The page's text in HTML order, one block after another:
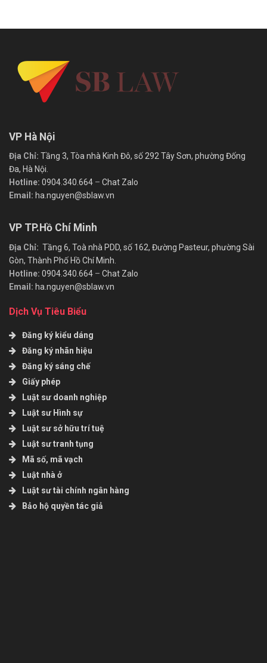
VP Hà Nội
Địa Chỉ: Tầng 3, Tòa nhà Kinh Đô, số 292 Tây Sơn, phường Đống
Đa, Hà Nội.
Hotline: 0904.340.664 – Chat Zalo
Email: ha.nguyen@sblaw.vn
VP TP.Hồ Chí Minh
Địa Chỉ: Tầng 6, Toà nhà PDD, số 162, Đường Pasteur, phường Sài
Gòn, Thành Phố Hồ Chí Minh.
Hotline: 0904.340.664 – Chat Zalo
Email: ha.nguyen@sblaw.vn
Dịch Vụ Tiêu Biểu
Đăng ký kiểu dáng
Đăng ký nhãn hiệu
Đăng ký sáng chế
Giấy phép
Luật sư doanh nghiệp
Luật sư Hình sự
Luật sư sở hữu trí tuệ
Luật sư tranh tụng
Mã số, mã vạch
Luật nhà ở
Luật sư tài chính ngân hàng
Bảo hộ quyền tác giả